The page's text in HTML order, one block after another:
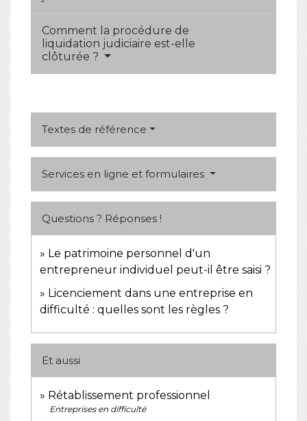
Comment la procédure de
liquidation judiciaire est-elle
clôturée ?
Textes de référence
Services en ligne et formulaires
Questions ? Réponses !
Le patrimoine personnel d'un
entrepreneur individuel peut-il être saisi ?
Licenciement dans une entreprise en
difficulté : quelles sont les règles ?
Et aussi
Rétablissement professionnel
Entreprises en difficulté